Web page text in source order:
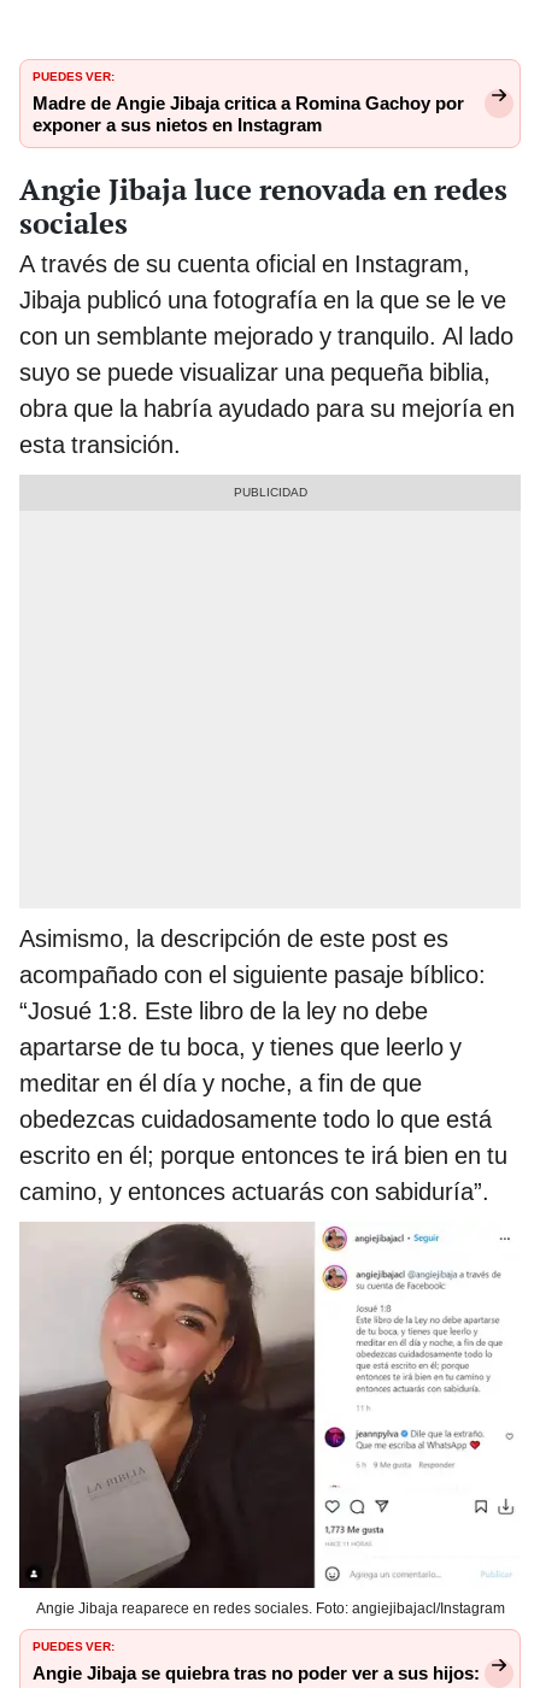
PUEDES VER:
Madre de Angie Jibaja critica a Romina Gachoy por
exponer a sus nietos en Instagram
Angie Jibaja luce renovada en redes
sociales
A través de su cuenta oficial en Instagram,
Jibaja publicó una fotografía en la que se le ve
con un semblante mejorado y tranquilo. Al lado
suyo se puede visualizar una pequeña biblia,
obra que la habría ayudado para su mejoría en
esta transición.
Asimismo, la descripción de este post es
acompañado con el siguiente pasaje bíblico:
“Josué 1:8. Este libro de la ley no debe
apartarse de tu boca, y tienes que leerlo y
meditar en él día y noche, a fin de que
obedezcas cuidadosamente todo lo que está
escrito en él; porque entonces te irá bien en tu
camino, y entonces actuarás con sabiduría”.
Angie Jibaja reaparece en redes sociales. Foto: angiejibajacl/Instagram
PUEDES VER:
Angie Jibaja se quiebra tras no poder ver a sus hijos: